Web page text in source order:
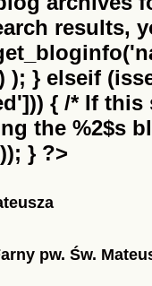
results,
); } elseif
{ /* If
the %2$s
} ?>
pw. Św.